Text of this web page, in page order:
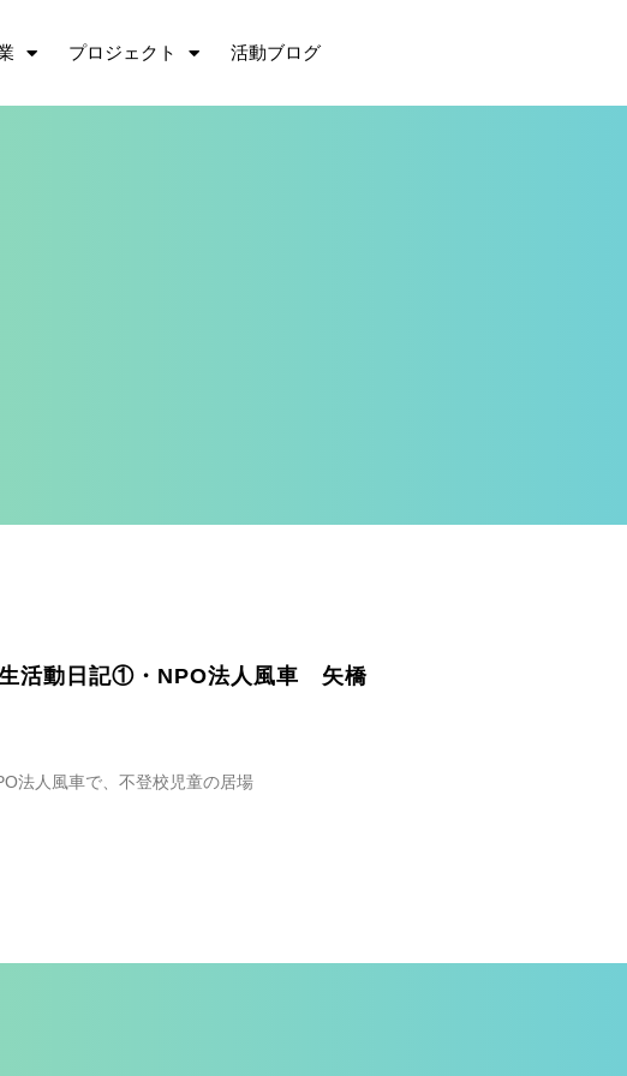
プロジェクト 活動ブログ
生活動日記①・NPO法人風車 矢橋
法人風車で、不登校児童の居場